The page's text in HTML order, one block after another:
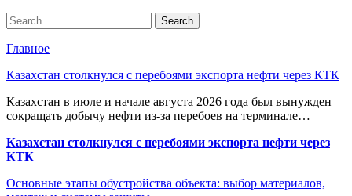
Главное
Казахстан столкнулся с перебоями экспорта нефти через КТК
Казахстан в июле и начале августа 2026 года был вынужден
сокращать добычу нефти из-за перебоев на терминале…
Казахстан столкнулся с перебоями экспорта нефти через
КТК
Основные этапы обустройства объекта: выбор материалов,